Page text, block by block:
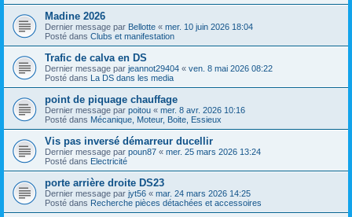
Madine 2026
Dernier message par Bellotte « mer. 10 juin 2026 18:04
Posté dans Clubs et manifestation
Trafic de calva en DS
Dernier message par jeannot29404 « ven. 8 mai 2026 08:22
Posté dans La DS dans les media
point de piquage chauffage
Dernier message par poitou « mer. 8 avr. 2026 10:16
Posté dans Mécanique, Moteur, Boite, Essieux
Vis pas inversé démarreur ducellir
Dernier message par poun87 « mer. 25 mars 2026 13:24
Posté dans Electricité
porte arrière droite DS23
Dernier message par jyt56 « mar. 24 mars 2026 14:25
Posté dans Recherche pièces détachées et accessoires